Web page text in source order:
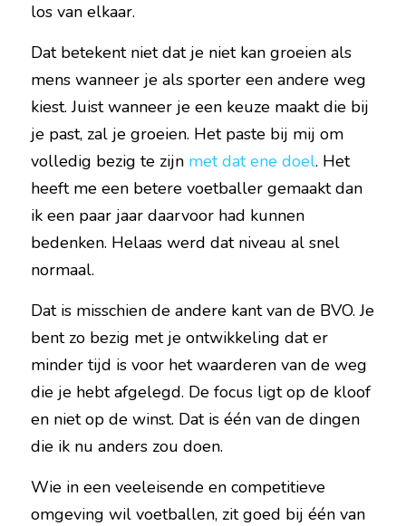
los van elkaar.
Dat betekent niet dat je niet kan groeien als
mens wanneer je als sporter een andere weg
kiest. Juist wanneer je een keuze maakt die bij
je past, zal je groeien. Het paste bij mij om
volledig bezig te zijn met dat ene doel. Het
heeft me een betere voetballer gemaakt dan
ik een paar jaar daarvoor had kunnen
bedenken. Helaas werd dat niveau al snel
normaal.
Dat is misschien de andere kant van de BVO. Je
bent zo bezig met je ontwikkeling dat er
minder tijd is voor het waarderen van de weg
die je hebt afgelegd. De focus ligt op de kloof
en niet op de winst. Dat is één van de dingen
die ik nu anders zou doen.
Wie in een veeleisende en competitieve
omgeving wil voetballen, zit goed bij één van